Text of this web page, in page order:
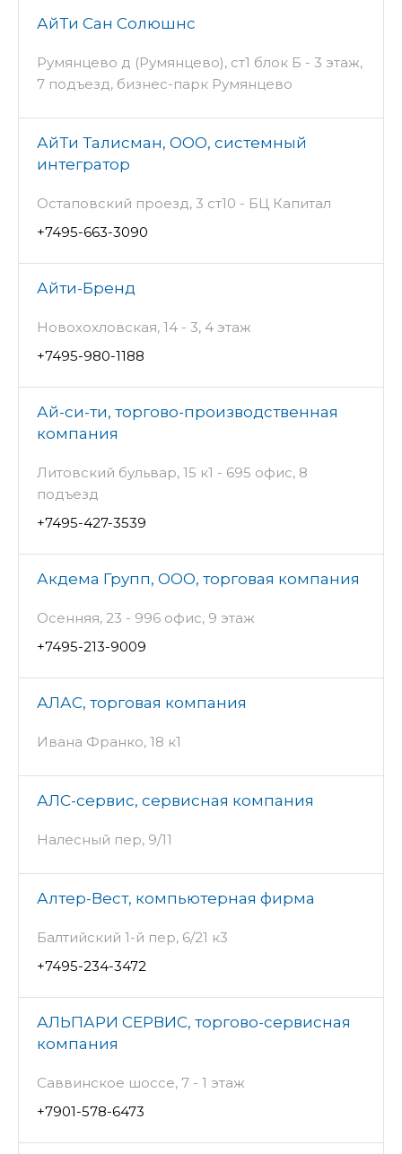
АйТи Сан Солюшнс
Румянцево д (Румянцево), ст1 блок Б - 3 этаж,
7 подъезд, бизнес-парк Румянцево
АйТи Талисман, ООО, системный
интегратор
Остаповский проезд, 3 ст10 - БЦ Капитал
+7495-663-3090
Айти-Бренд
Новохохловская, 14 - 3, 4 этаж
+7495-980-1188
Ай-си-ти, торгово-производственная
компания
Литовский бульвар, 15 к1 - 695 офис, 8
подъезд
+7495-427-3539
Акдема Групп, ООО, торговая компания
Осенняя, 23 - 996 офис, 9 этаж
+7495-213-9009
АЛАС, торговая компания
Ивана Франко, 18 к1
АЛС-сервис, сервисная компания
Налесный пер, 9/11
Алтер-Вест, компьютерная фирма
Балтийский 1-й пер, 6/21 к3
+7495-234-3472
АЛЬПАРИ СЕРВИС, торгово-сервисная
компания
Саввинское шоссе, 7 - 1 этаж
+7901-578-6473